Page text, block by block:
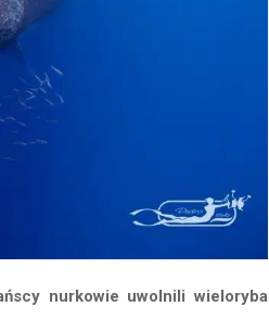
nurkowie uwolnili wieloryba